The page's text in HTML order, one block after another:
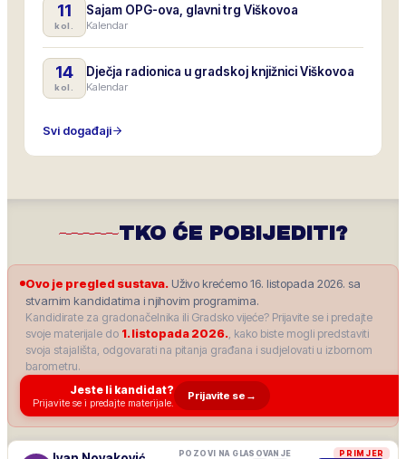
11
kol.
Sajam OPG-ova, glavni trg Viškovoa
Kalendar
14
kol.
Dječja radionica u gradskoj knjižnici Viškovoa
Kalendar
Svi događaji
TKO ĆE POBIJEDITI?
Ovo je pregled sustava. Uživo krećemo 16. listopada 2026. sa
stvarnim kandidatima i njihovim programima.
Kandidirate za gradonačelnika ili Gradsko vijeće? Prijavite se i predajte
svoje materijale do 1. listopada 2026., kako biste mogli predstaviti
svoja stajališta, odgovarati na pitanja građana i sudjelovati u izbornom
barometru.
Jeste li kandidat?
Prijavite se i predajte materijale.
Prijavite se →
PRIMJER
POZOVI NA GLASOVANJE